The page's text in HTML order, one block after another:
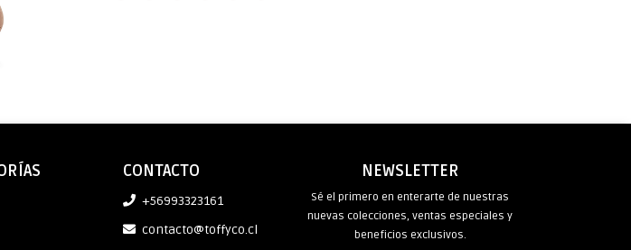
CONTACTO
+56993323161
contacto@toffyco.cl
NEWSLETTER
Sé el primero en enterarte de nuestras
nuevas colecciones, ventas especiales y
beneficios exclusivos.